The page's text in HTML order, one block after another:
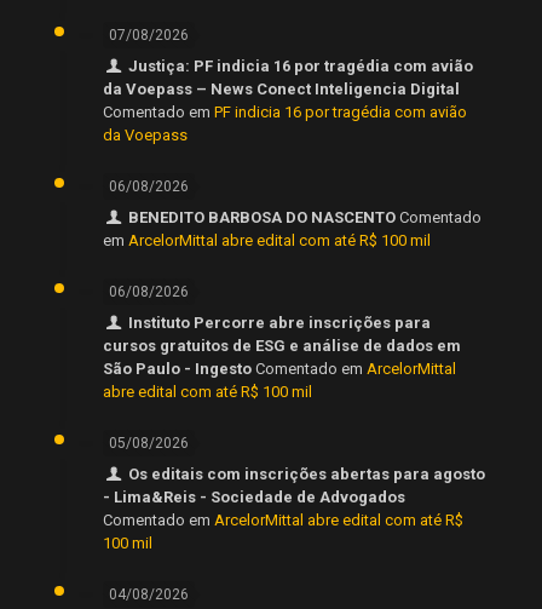
07/08/2026
Justiça: PF indicia 16 por tragédia com avião
da Voepass – News Conect Inteligencia Digital
Comentado em PF indicia 16 por tragédia com avião
da Voepass
06/08/2026
BENEDITO BARBOSA DO NASCENTO Comentado
em ArcelorMittal abre edital com até R$ 100 mil
06/08/2026
Instituto Percorre abre inscrições para
cursos gratuitos de ESG e análise de dados em
São Paulo - Ingesto Comentado em ArcelorMittal
abre edital com até R$ 100 mil
05/08/2026
Os editais com inscrições abertas para agosto
- Lima&Reis - Sociedade de Advogados
Comentado em ArcelorMittal abre edital com até R$
100 mil
04/08/2026